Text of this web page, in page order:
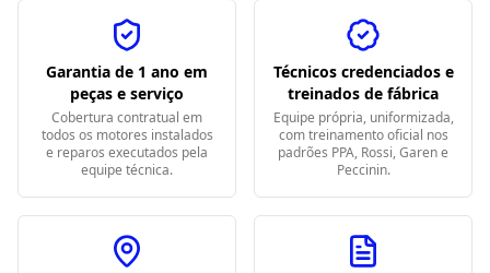
Garantia de 1 ano em
peças e serviço
Cobertura contratual em
todos os motores instalados
e reparos executados pela
equipe técnica.
Técnicos credenciados e
treinados de fábrica
Equipe própria, uniformizada,
com treinamento oficial nos
padrões PPA, Rossi, Garen e
Peccinin.